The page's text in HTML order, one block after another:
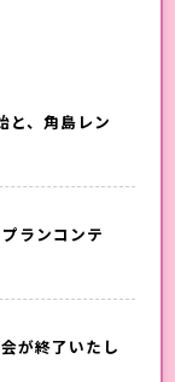
と、角島レン
ランコンテ
が終了いたし